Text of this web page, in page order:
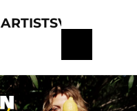
ARTISTS